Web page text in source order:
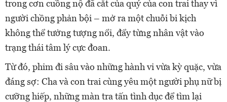
trong cơn cuồng nộ đã cắt của quý của con trai thay vì
người chồng phản bội – mở ra một chuỗi bi kịch
không thể tưởng tượng nổi, đẩy từng nhân vật vào
trạng thái tâm lý cực đoan.
Từ đó, phim đi sâu vào những hành vi vừa kỳ quặc, vừa
đáng sợ: Cha và con trai cùng yêu một người phụ nữ bị
cưỡng hiếp, những màn tra tấn tình dục để tìm lại